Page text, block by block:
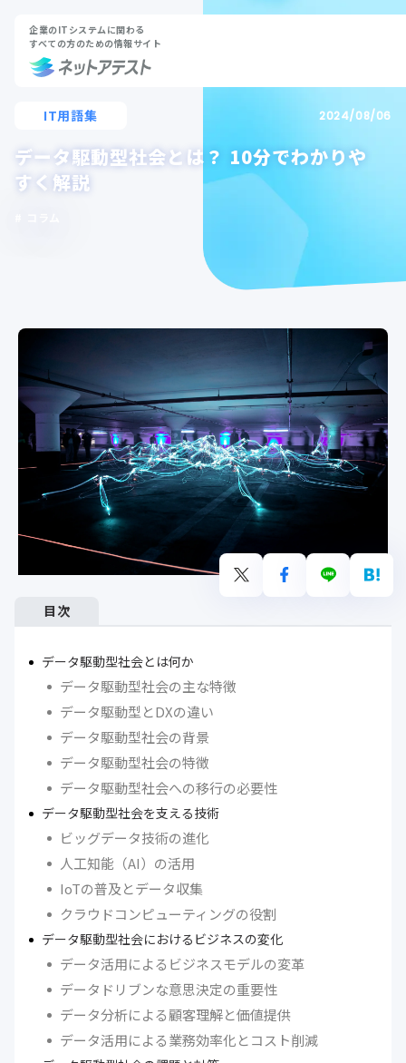
企業のITシステムに関わる
すべての方のための情報サイト
IT用語集 2024/08/06
データ駆動型社会とは？ 10分でわかりや
すく解説
目次
データ駆動型社会とは何か
データ駆動型社会の主な特徴
データ駆動型とDXの違い
データ駆動型社会の背景
データ駆動型社会の特徴
データ駆動型社会への移行の必要性
データ駆動型社会を支える技術
ビッグデータ技術の進化
人工知能（AI）の活用
IoTの普及とデータ収集
クラウドコンピューティングの役割
データ駆動型社会におけるビジネスの変化
データ活用によるビジネスモデルの変革
データドリブンな意思決定の重要性
データ分析による顧客理解と価値提供
データ活用による業務効率化とコスト削減